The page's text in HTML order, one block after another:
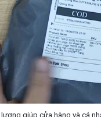
giúp cửa hàng và cá